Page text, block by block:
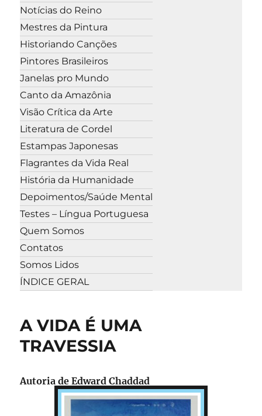
Notícias do Reino
Mestres da Pintura
Historiando Canções
Pintores Brasileiros
Janelas pro Mundo
Canto da Amazônia
Visão Crítica da Arte
Literatura de Cordel
Estampas Japonesas
Flagrantes da Vida Real
História da Humanidade
Depoimentos/Saúde Mental
Testes – Língua Portuguesa
Quem Somos
Contatos
Somos Lidos
ÍNDICE GERAL
A VIDA É UMA
TRAVESSIA
Autoria de Edward Chaddad